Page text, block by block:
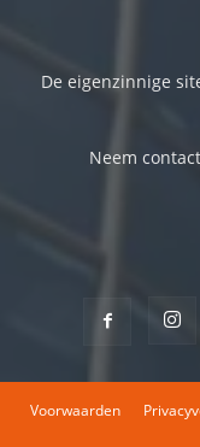
De eigenzinnige
Neem
Voorwaarden